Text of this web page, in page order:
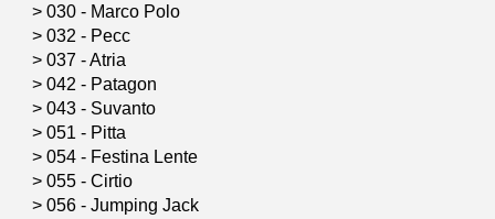
> 030 - Marco Polo
> 032 - Pecc
> 037 - Atria
> 042 - Patagon
> 043 - Suvanto
> 051 - Pitta
> 054 - Festina Lente
> 055 - Cirtio
> 056 - Jumping Jack